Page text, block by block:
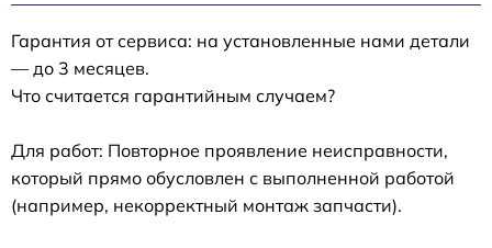
Гарантия от сервиса: на установленные нами детали
— до 3 месяцев.
Что считается гарантийным случаем?
Для работ: Повторное проявление неисправности,
который прямо обусловлен с выполненной работой
(например, некорректный монтаж запчасти).